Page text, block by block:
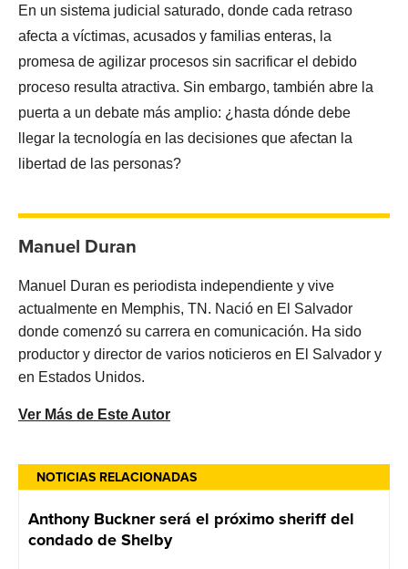
NOTICIAS RELACIONADAS
Anthony Buckner será el próximo sheriff del
condado de Shelby
En un sistema judicial saturado, donde cada retraso
afecta a víctimas, acusados y familias enteras, la
promesa de agilizar procesos sin sacrificar el debido
proceso resulta atractiva. Sin embargo, también abre la
puerta a un debate más amplio: ¿hasta dónde debe
llegar la tecnología en las decisiones que afectan la
libertad de las personas?
Manuel Duran
Manuel Duran es periodista independiente y vive
actualmente en Memphis, TN. Nació en El Salvador
donde comenzó su carrera en comunicación. Ha sido
productor y director de varios noticieros en El Salvador y
en Estados Unidos.
Ver Más de Este Autor